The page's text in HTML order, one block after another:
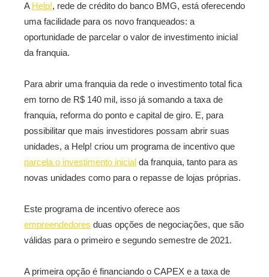
A Help!, rede de crédito do banco BMG, está oferecendo
uma facilidade para os novo franqueados: a
oportunidade de parcelar o valor de investimento inicial
da franquia.
Para abrir uma franquia da rede o investimento total fica
em torno de R$ 140 mil, isso já somando a taxa de
franquia, reforma do ponto e capital de giro. E, para
possibilitar que mais investidores possam abrir suas
unidades, a Help! criou um programa de incentivo que
parcela o investimento inicial da franquia, tanto para as
novas unidades como para o repasse de lojas próprias.
Este programa de incentivo oferece aos
empreendedores duas opções de negociações, que são
válidas para o primeiro e segundo semestre de 2021.
A primeira opção é financiando o CAPEX e a taxa de